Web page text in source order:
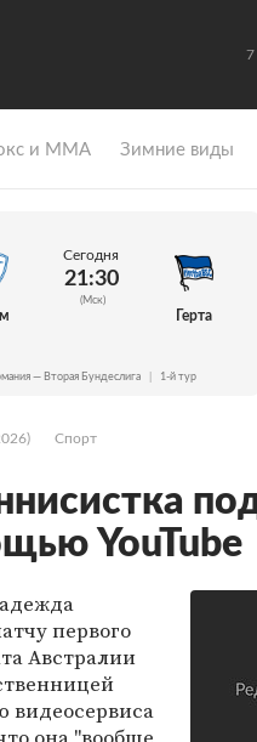
7
и ММА Зимние виды
Сегодня
21:30
(Мск)
Герта
— Вторая Бундеслига 1-й тур
Спорт
YouTube
первого
Австралии
видеосервиса